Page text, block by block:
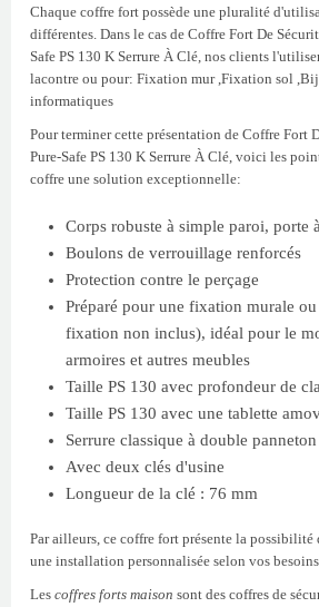
Chaque coffre fort possède une pluralité
différentes. Dans le cas de Coffre Fort De
Safe PS 130 K Serrure À Clé, nos clients
lacontre ou pour: Fixation mur ,Fixation sol
informatiques
Pour terminer cette présentation de Coffre Fort
Pure-Safe PS 130 K Serrure À Clé, voici les
coffre une solution exceptionnelle:
Corps robuste à simple paroi, porte
Boulons de verrouillage renforcés
Protection contre le perçage
Préparé pour une fixation murale
fixation non inclus), idéal pour le
armoires et autres meubles
Taille PS 130 avec profondeur de
Taille PS 130 avec une tablette
Serrure classique à double panneton
Avec deux clés d'usine
Longueur de la clé : 76 mm
Par ailleurs, ce coffre fort présente la possibilité
une installation personnalisée selon vos
Les coffres forts maison sont des coffres de